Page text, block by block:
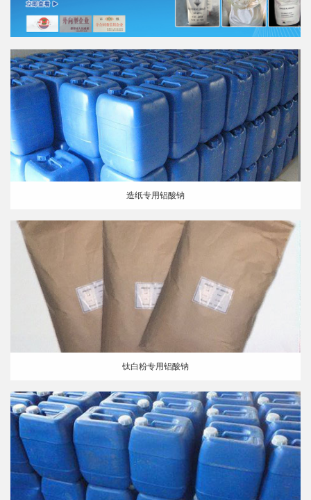
造纸专用铝酸钠
钛白粉专用铝酸钠